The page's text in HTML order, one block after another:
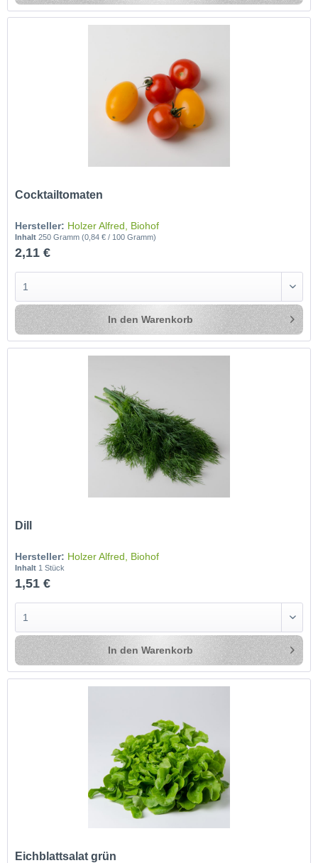
Cocktailtomaten
Hersteller: Holzer Alfred, Biohof
Inhalt250 Gramm(0,84 € / 100 Gramm)
2,11 €
In den Warenkorb
Dill
Hersteller: Holzer Alfred, Biohof
Inhalt 1 Stück
1,51 €
In den Warenkorb
Eichblattsalat grün